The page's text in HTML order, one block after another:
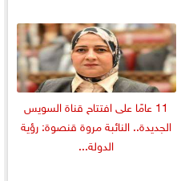
11 عامًا على افتتاح قناة السويس
الجديدة.. النائبة مروة قنصوة: رؤية
الدولة...